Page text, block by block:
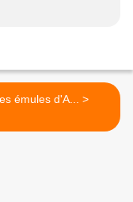
Les émules d'A... >